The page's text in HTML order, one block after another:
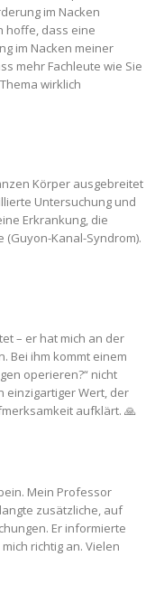
im Nacken
hoffe, dass eine
im Nacken meiner
mehr Fachleute wie Sie
wirklich
Körper ausgebreitet
Untersuchung und
Erkrankung, die
Kanal-Syndrom).
– er hat mich an der
Bei ihm kommt einem
operieren?“ nicht
einzigartiger Wert, der
aufklärt. 🙏
Mein Professor
zusätzliche, auf
Er informierte
richtig an. Vielen